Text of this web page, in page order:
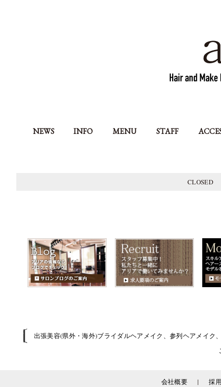
NEWS INFO MENU STAFF
CLOSED
出張美容(県外・海外)ブライダルヘアメイク、参列ヘアメイ
会社概要 | 採